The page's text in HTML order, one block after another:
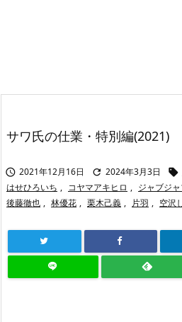
サワ氏の仕業・特別編(2021)
 2021年12月16日  2024年3月3日 
はせひろいち , コヤマアキヒロ , ジャブジ
後藤徹也 , 林優花 , 栗木己義 , 片羽 , 空沢